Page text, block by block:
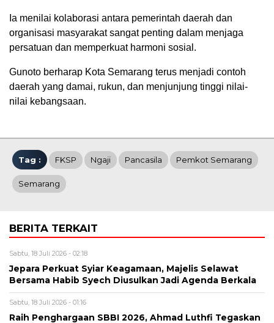
Ia menilai kolaborasi antara pemerintah daerah dan
organisasi masyarakat sangat penting dalam menjaga
persatuan dan memperkuat harmoni sosial.
Gunoto berharap Kota Semarang terus menjadi contoh
daerah yang damai, rukun, dan menjunjung tinggi nilai-
nilai kebangsaan.
Tag : FKSP Ngaji Pancasila Pemkot Semarang
Semarang
BERITA TERKAIT
Sabtu, 18 Juli 2026 - 02:18
Jepara Perkuat Syiar Keagamaan, Majelis Selawat
Bersama Habib Syech Diusulkan Jadi Agenda Berkala
Sabtu, 18 Juli 2026 - 01:16
Raih Penghargaan SBBI 2026, Ahmad Luthfi Tegaskan